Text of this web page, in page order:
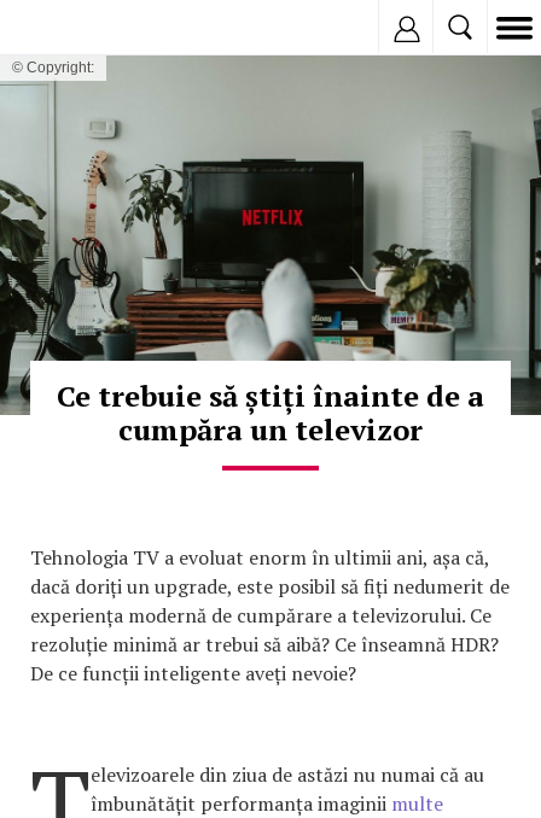
© Copyright:
Ce trebuie să știți înainte de a
cumpăra un televizor
Tehnologia TV a evoluat enorm în ultimii ani, așa că,
dacă doriți un upgrade, este posibil să fiți nedumerit de
experiența modernă de cumpărare a televizorului. Ce
rezoluție minimă ar trebui să aibă? Ce înseamnă HDR?
De ce funcții inteligente aveți nevoie?
elevizoarele din ziua de astăzi nu numai că au
îmbunătățit performanța imaginii multe